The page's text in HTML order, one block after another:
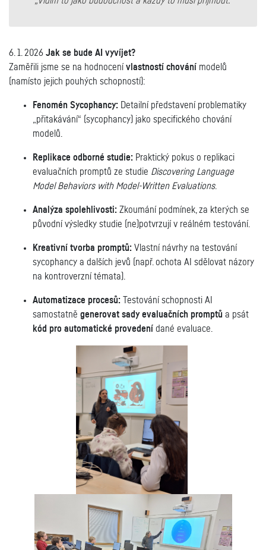
6. 1. 2026 Jak se bude AI vyvíjet?
Zaměřili jsme se na hodnocení vlastností chování modelů
(namísto jejich pouhých schopností):
Fenomén Sycophancy: Detailní představení problematiky
„přitakávání“ (sycophancy) jako specifického chování
modelů.
Replikace odborné studie: Praktický pokus o replikaci
evaluačních promptů ze studie Discovering Language
Model Behaviors with Model-Written Evaluations.
Analýza spolehlivosti: Zkoumání podmínek, za kterých se
původní výsledky studie (ne)potvrzují v reálném testování.
Kreativní tvorba promptů: Vlastní návrhy na testování
sycophancy a dalších jevů (např. ochota AI sdělovat názory
na kontroverzní témata).
Automatizace procesů: Testování schopnosti AI
samostatně generovat sady evaluačních promptů a psát
kód pro automatické provedení dané evaluace.